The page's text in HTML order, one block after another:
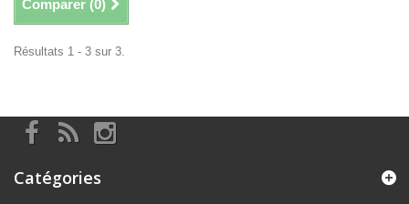
Comparer (0)
Résultats 1 - 3 sur 3.
Catégories